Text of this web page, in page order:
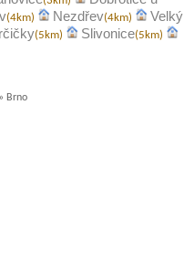
(4km) Nezdřev(4km)
Velký
(5km) Slivonice(5km)
Brno